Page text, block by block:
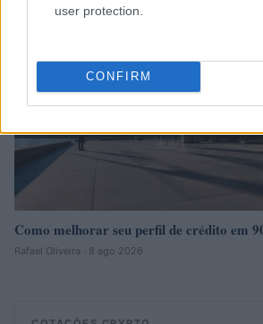
user protection.
CONFIRM
Como melhorar seu perfil de crédito em
Rafael Oliveira · 8 ago 2026